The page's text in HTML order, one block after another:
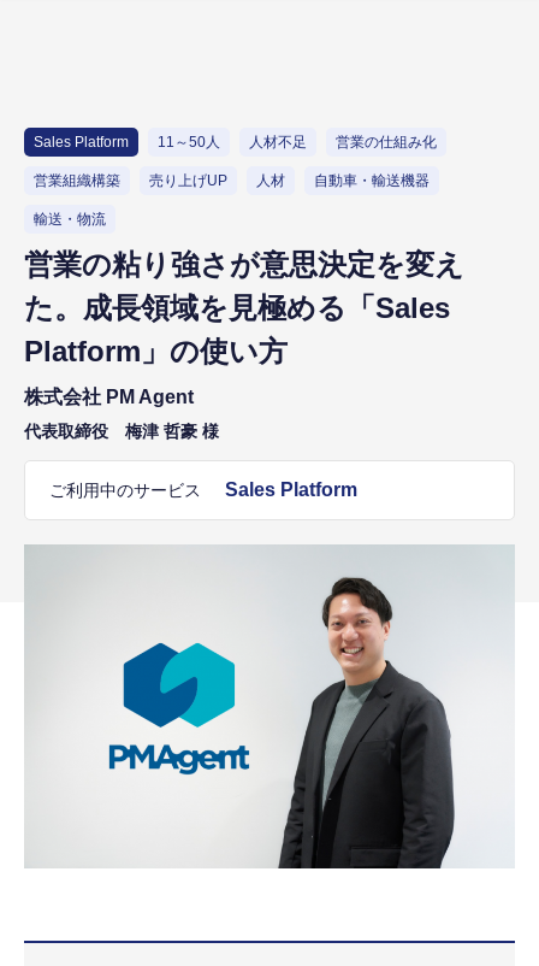
Sales Platform 11～50人 人材不足 営業の仕組み化
営業組織構築 売り上げUP 人材 自動車・輸送機器
輸送・物流
営業の粘り強さが意思決定を変え
た。成長領域を見極める「Sales
Platform」の使い方
株式会社 PM Agent
代表取締役 梅津 哲豪 様
ご利用中のサービス Sales Platform